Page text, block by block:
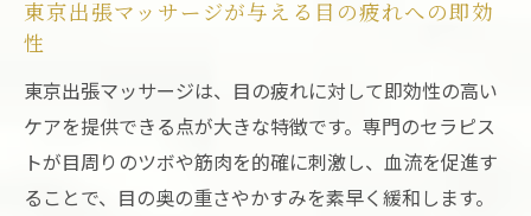
東京出張マッサージが与える目の疲れへの即効
性
東京出張マッサージは、目の疲れに対して即効性の高い
ケアを提供できる点が大きな特徴です。専門のセラピス
トが目周りのツボや筋肉を的確に刺激し、血流を促進す
ることで、目の奥の重さやかすみを素早く緩和します。